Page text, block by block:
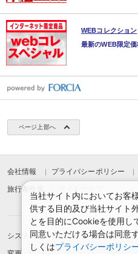
WEBコレクション
最新のWEB限定
ページ上部へ
会社情報 プライバシーポリシー
旅行条件書
システムメンテナンスのお知らせ
当社サイト内においてお客
供する目的及び当社サイト
とを目的にCookieを使用し
同意いただける場合は同意
しくはプライバシーポリシ